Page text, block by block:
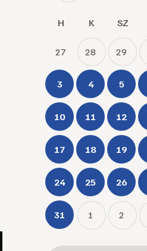
H K SZ
27 28 29
3 4 5
10 11 12
17 18 19
24 25 26
31 1 2